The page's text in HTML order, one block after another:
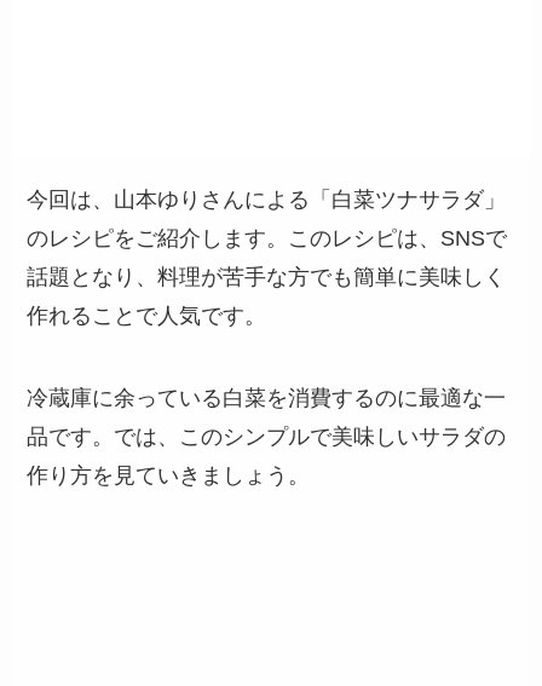
今回は、山本ゆりさんによる「白菜ツナサラダ」
のレシピをご紹介します。このレシピは、SNSで
話題となり、料理が苦手な方でも簡単に美味しく
作れることで人気です。
冷蔵庫に余っている白菜を消費するのに最適な一
品です。では、このシンプルで美味しいサラダの
作り方を見ていきましょう。